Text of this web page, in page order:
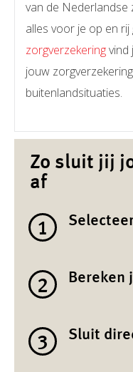
van de Nederlandse
alles voor je op en rij
zorgverzekeringvind
jouw
buitenlandsituaties.
Zo sluit jij
af
1
2 Bereken
3 Sluit